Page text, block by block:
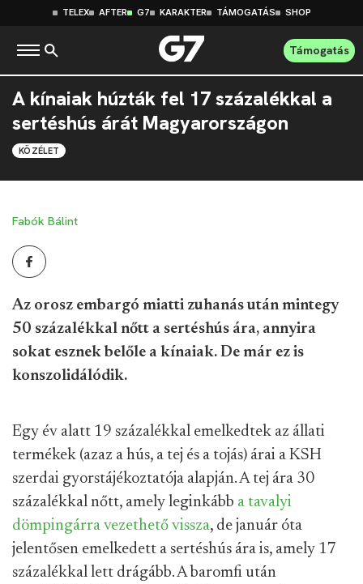
TELEX AFTER G7 KARAKTER TÁMOGATÁS SHOP
Támogatás
A kínaiak húzták fel 17 százalékkal a
sertéshús árát Magyarországon
KÖZÉLET
Fabók Bálint
Az orosz embargó miatti zuhanás után mintegy
50 százalékkal nőtt a sertéshús ára, annyira
sokat esznek belőle a kínaiak. De már ez is
konszolidálódik.
Egy év alatt 19 százalékkal emelkedtek az állati
termékek (azaz a hús, a tej és a tojás) árai a KSH
szerdai gyorstájékoztatója alapján. A tej ára 30
százalékkal nőtt, amely leginkább a tavalyi
dömpingárra vezethető vissza, de január óta
jelentősen emelkedett a sertéshús ára is, amely 17
százalékkal lett drágább. A baromfi után